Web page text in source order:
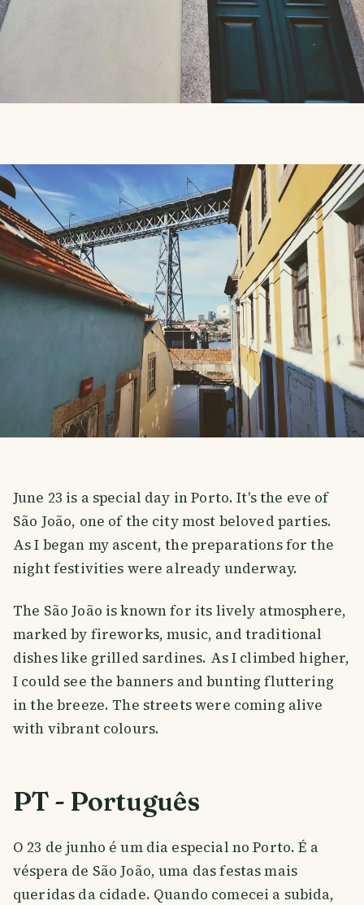
June 23 is a special day in Porto. It's the eve of
São João, one of the city most beloved parties.
As I began my ascent, the preparations for the
night festivities were already underway.
The São João is known for its lively atmosphere,
marked by fireworks, music, and traditional
dishes like grilled sardines. As I climbed higher,
I could see the banners and bunting fluttering
in the breeze. The streets were coming alive
with vibrant colours.
PT - Português
O 23 de junho é um dia especial no Porto. É a
véspera de São João, uma das festas mais
queridas da cidade. Quando comecei a subida,